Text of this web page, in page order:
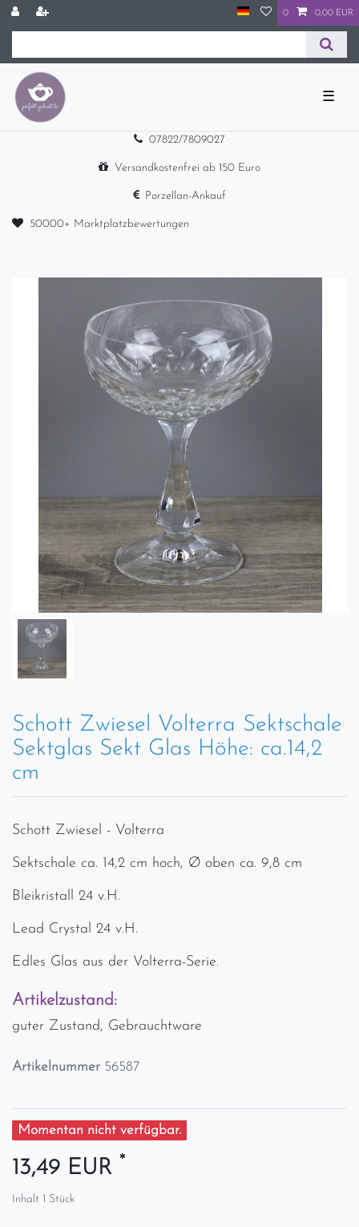
0 0,00 EUR
☰
07822/7809027
Versandkostenfrei ab 150 Euro
Porzellan-Ankauf
50000+ Marktplatzbewertungen
Schott Zwiesel Volterra Sektschale
Sektglas Sekt Glas Höhe: ca.14,2
cm
Schott Zwiesel - Volterra
Sektschale ca. 14,2 cm hoch, Ø oben ca. 9,8 cm
Bleikristall 24 v.H.
Lead Crystal 24 v.H.
Edles Glas aus der Volterra-Serie.
Artikelzustand:
guter Zustand, Gebrauchtware
Artikelnummer 56587
Momentan nicht verfügbar.
13,49 EUR *
Inhalt 1 Stück